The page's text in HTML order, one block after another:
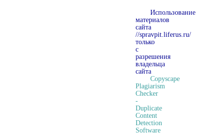
Использование
материалов
сайта
//spravpit.liferus.ru/
только
с
разрешения
владельца
сайта
Copyscape
Plagiarism
Checker
-
Duplicate
Content
Detection
Software